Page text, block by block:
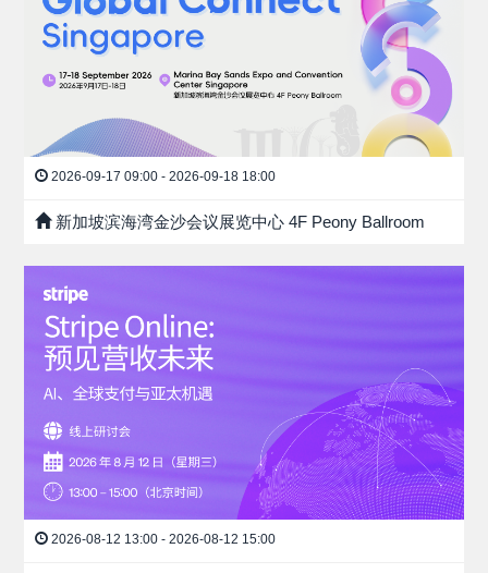
2026-09-17 09:00 - 2026-09-18 18:00
新加坡滨海湾金沙会议展览中心 4F Peony Ballroom
2026-08-12 13:00 - 2026-08-12 15:00